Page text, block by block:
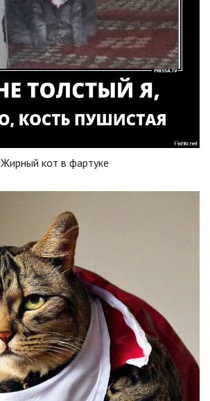
Жирный кот в фартуке